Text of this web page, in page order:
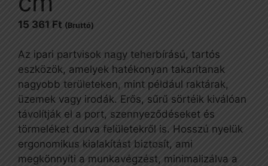
15 361 Ft (Bruttó)
Az ipari partvisok nagy teherbírású, tartós
eszközök, amelyek hatékonyan takarítanak
nagyobb területeken, mint például raktárak,
üzemek vagy irodák. Erős, sűrű sörtéik kiválóan
távolítják el a port, szennyeződéseket és
törmeléket durva felületekről is. Hosszú nyelük
ergonomikus kialakítást biztosít, ami
megkönnyíti a munkavégzést, minimalizálva a